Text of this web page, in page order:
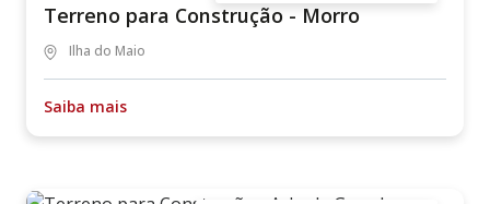
Terreno para Construção - Morro
Ilha do Maio
Saiba mais